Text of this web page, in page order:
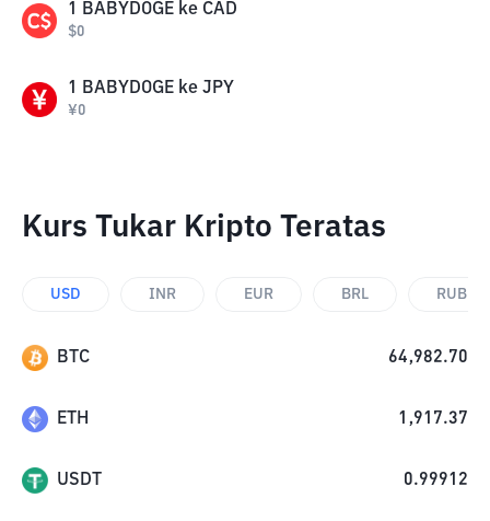
1 BABYDOGE ke CAD
$0
1 BABYDOGE ke JPY
¥0
Kurs Tukar Kripto Teratas
USD INR EUR BRL RUB
BTC 64,982.70
ETH 1,917.37
USDT 0.99912